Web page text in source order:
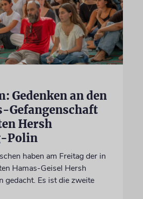
Gedenken an den
Gefangenschaft
Hersh
Polin
haben am Freitag der in
Hamas-Geisel Hersh
gedacht. Es ist die zweite